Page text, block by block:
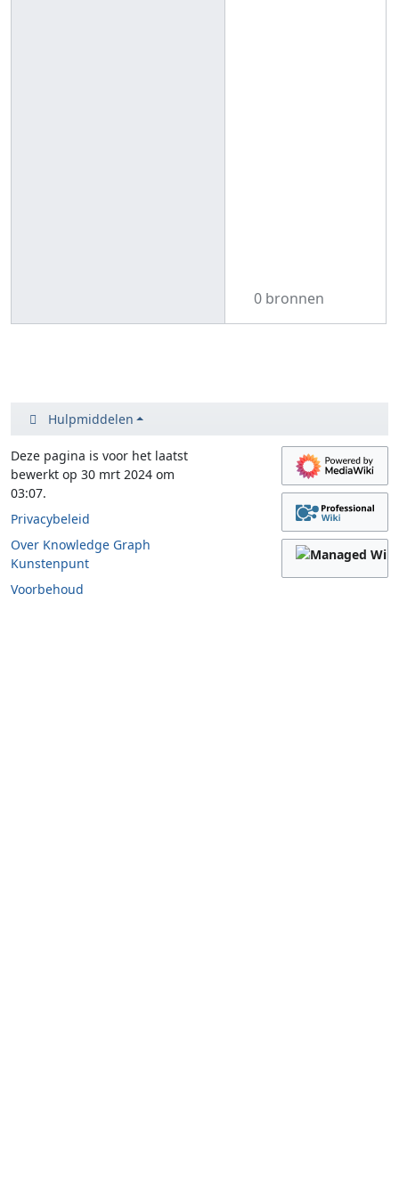
0 bronnen
Hulpmiddelen
Deze pagina is voor het laatst
bewerkt op 30 mrt 2024 om
03:07.
Privacybeleid
Over Knowledge Graph
Kunstenpunt
Voorbehoud